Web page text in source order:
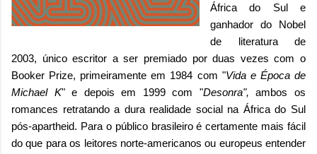
África do Sul e
ganhador do Nobel
de literatura de
2003, único escritor a ser premiado por duas vezes com o
Booker Prize, primeiramente em 1984 com "Vida e Época de
Michael K" e depois em 1999 com "Desonra", ambos os
romances retratando a dura realidade social na África do Sul
pós-apartheid. Para o público brasileiro é certamente mais fácil
do que para os leitores norte-americanos ou europeus entender